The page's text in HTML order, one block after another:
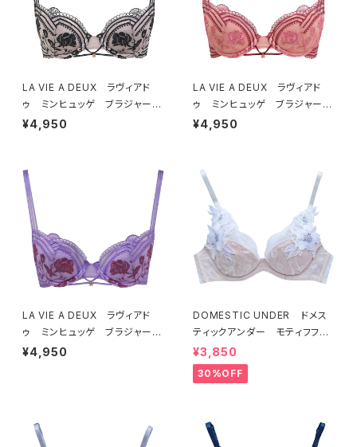
LA VIE A DEUX ラヴィアド
ゥ ミンヒュッゲ ブラジャー
（ブラック）BRA BLACK 2249
¥4,950
LA VIE A DEUX ラヴィアド
ゥ ミンヒュッゲ ブラジャー
（ヒュッゲオレンジ）BRA HYGG
¥4,950
LA VIE A DEUX ラヴィアド
ゥ ミンヒュッゲ ブラジャー
（ライラック）BRA LILAC 2249
¥4,950
DOMESTIC UNDER ドメス
ティックアンダー モティフフル
ール ブラジャー（オフホワイ
ト）D2255
¥3,850
30%OFF